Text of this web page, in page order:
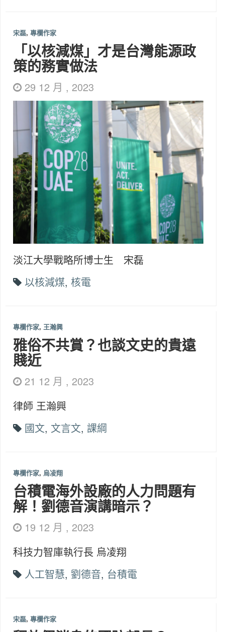
宋磊, 專欄作家
「以核減煤」才是台灣能源政
策的務實做法
29 12 月 , 2023
淡江大學戰略所博士生 宋磊
以核減煤, 核電
專欄作家, 王瀚興
雅俗不共賞？也談文史的貴遠
賤近
21 12 月 , 2023
律師 王瀚興
國文, 文言文, 課綱
專欄作家, 烏凌翔
台積電海外設廠的人力問題有
解！劉德音演講暗示？
19 12 月 , 2023
科技力智庫執行長 烏凌翔
人工智慧, 劉德音, 台積電
宋磊, 專欄作家